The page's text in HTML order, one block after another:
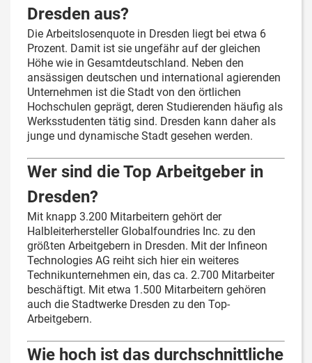
Dresden aus?
Die Arbeitslosenquote in Dresden liegt bei etwa 6
Prozent. Damit ist sie ungefähr auf der gleichen
Höhe wie in Gesamtdeutschland. Neben den
ansässigen deutschen und international agierenden
Unternehmen ist die Stadt von den örtlichen
Hochschulen geprägt, deren Studierenden häufig als
Werksstudenten tätig sind. Dresden kann daher als
junge und dynamische Stadt gesehen werden.
Wer sind die Top Arbeitgeber in
Dresden?
Mit knapp 3.200 Mitarbeitern gehört der
Halbleiterhersteller Globalfoundries Inc. zu den
größten Arbeitgebern in Dresden. Mit der Infineon
Technologies AG reiht sich hier ein weiteres
Technikunternehmen ein, das ca. 2.700 Mitarbeiter
beschäftigt. Mit etwa 1.500 Mitarbeitern gehören
auch die Stadtwerke Dresden zu den Top-
Arbeitgebern.
Wie hoch ist das durchschnittliche